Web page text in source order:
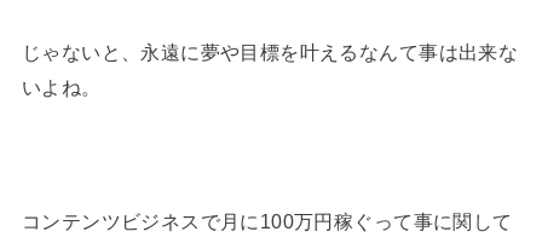
じゃないと、永遠に夢や目標を叶えるなんて事は出来な
いよね。
コンテンツビジネスで月に100万円稼ぐって事に関して